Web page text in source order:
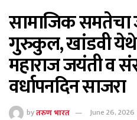
सामाजिक समतेचा
गुरुकुल, खांडवी येथे
महाराज जयंती व
वर्धापनदिन साजरा
byतरुण भारत June 26, 2026